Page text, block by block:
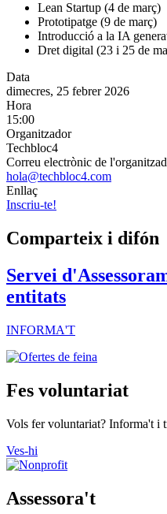
Lean Startup (4 de març)
Prototipatge (9 de març)
Introducció a la IA
Dret digital (23 i 25 de
Data
dimecres, 25 febrer 2026
Hora
15:00
Organitzador
Techbloc4
Correu electrònic de
hola@techbloc4.com
Enllaç
Inscriu-te!
Comparteix i difón
Servei
entitats
INFORMA'T
Fes voluntariat
Vols fer voluntariat? Informa't i
Ves-hi
Assessora't